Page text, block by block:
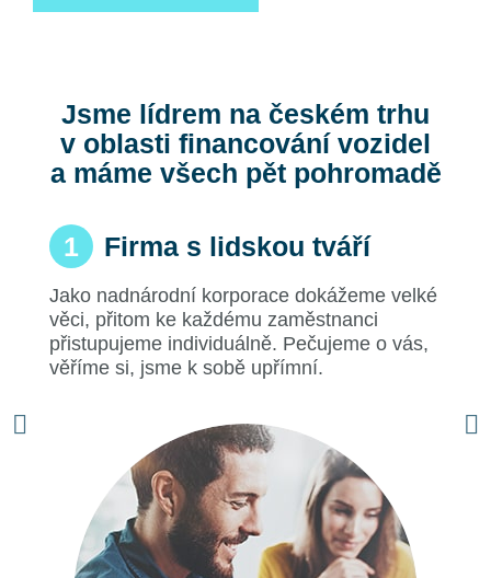
Jsme lídrem na českém trhu
v oblasti financování vozidel
a máme všech pět pohromadě
1 Firma s lidskou tváří
Jako nadnárodní korporace dokážeme velké
věci, přitom ke každému zaměstnanci
přistupujeme individuálně. Pečujeme o vás,
věříme si, jsme k sobě upřímní.